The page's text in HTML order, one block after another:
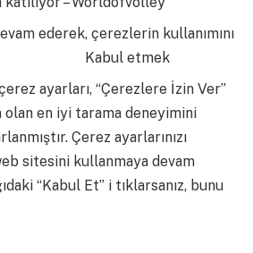
ederek, çerezlerin kullanımını
Kabul etmek
ayarları, “Çerezlere İzin Ver”
en iyi tarama deneyimini
Çerez ayarlarınızı
sitesini kullanmaya devam
“Kabul Et” i tıklarsanız, bunu